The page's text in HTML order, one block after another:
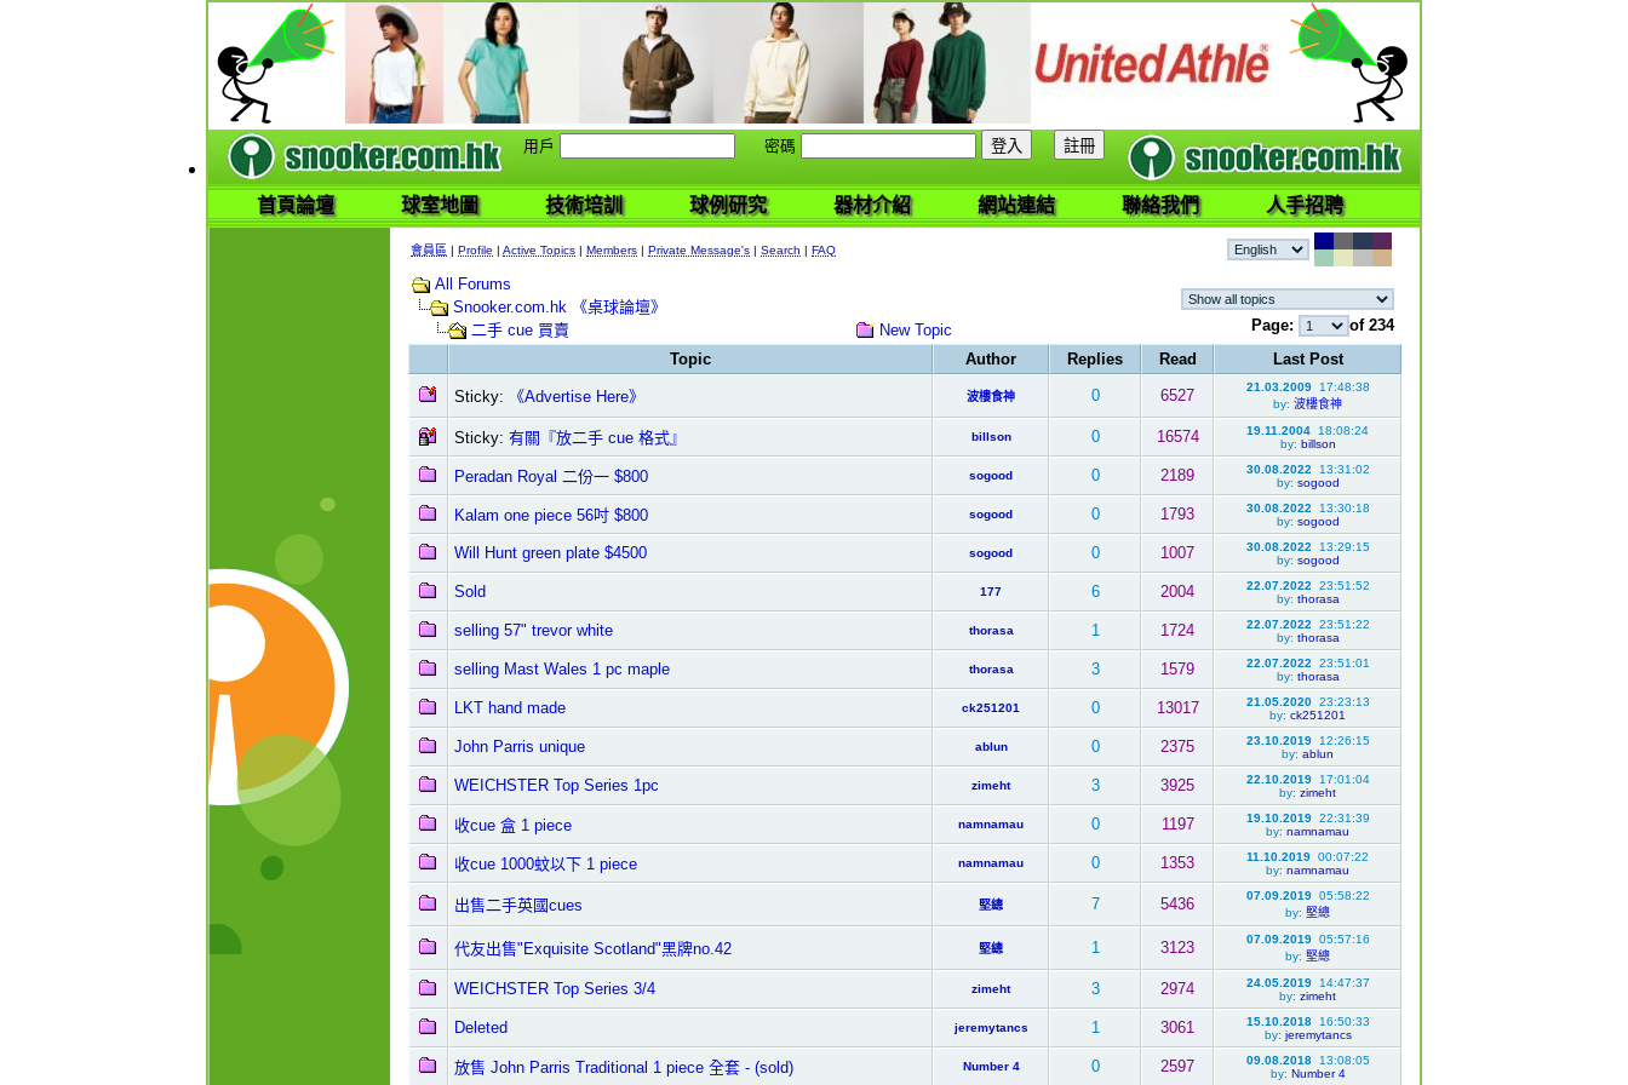
用戶 密碼
首頁論壇 球室地圖 技術培訓 球例研究 器材介紹 網站連結 聯絡我們 人手招聘
會員區 | Profile | Active Topics | Members | Private Message's | Search | FAQ
All Forums
Snooker.com.hk 《桌球論壇》
二手 cue 買賣
New Topic Page:
of 234
Topic
Author Replies Read Last Post
Sticky: 《Advertise Here》 波樓食神 0 6527 21.03.200917:48:38
by: 波樓食神
Sticky: 有關『放二手 cue 格式』 billson 0 16574 19.11.2004 18:08:24
by: billson
Peradan Royal 二份一 $800 sogood 0 2189 30.08.2022 13:31:02
by: sogood
Kalam one piece 56吋 $800 sogood 0 1793 30.08.2022 13:30:18
by: sogood
Will Hunt green plate $4500 sogood 0 1007 30.08.2022 13:29:15
by: sogood
Sold 177 6 2004 22.07.2022 23:51:52
by: thorasa
selling 57" trevor white thorasa 1 1724 22.07.2022 23:51:22
by: thorasa
selling Mast Wales 1 pc maple thorasa 3 1579 22.07.2022 23:51:01
by: thorasa
LKT hand made ck251201 0 13017 21.05.202023:23:13
by: ck251201
John Parris unique ablun 0 2375 23.10.201912:26:15
by: ablun
WEICHSTER Top Series 1pc zimeht 3 3925 22.10.201917:01:04
by: zimeht
收cue 盒 1 piece namnamau 0 1197 19.10.201922:31:39
by: namnamau
收cue 1000蚊以下 1 piece namnamau 0 1353 11.10.2019 00:07:22
by: namnamau
出售二手英國cues 堅總 7 5436 07.09.201905:58:22
by: 堅總
代友出售"Exquisite Scotland"黑牌no.42 堅總 1 3123 07.09.201905:57:16
by: 堅總
WEICHSTER Top Series 3/4 zimeht 3 2974 24.05.201914:47:37
by: zimeht
Deleted jeremytancs 1 3061 15.10.201816:50:33
by: jeremytancs
放售 John Parris Traditional 1 piece 全套 - (sold) Number 4 0 2597 09.08.201813:08:05
by: Number 4